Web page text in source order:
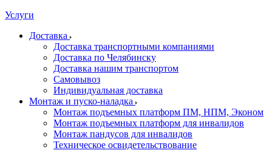
Услуги
Доставка
Доставка транспортными компаниями
Доставка по Челябинску
Доставка нашим транспортом
Самовывоз
Индивидуальная доставка
Монтаж и пуско-наладка
Монтаж подъемных платформ ПМ, НПМ, Эконом
Монтаж подъемных платформ для инвалидов
Монтаж пандусов для инвалидов
Техническое освидетельствование